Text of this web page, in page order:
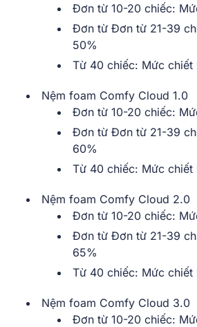
Đơn từ 10-20 chiếc:
Đơn từ Đơn từ 21-39
50%
Từ 40 chiếc: Mức chiết
Nệm foam Comfy Cloud 1.0
Đơn từ 10-20 chiếc:
Đơn từ Đơn từ 21-39
60%
Từ 40 chiếc: Mức chiết
Nệm foam Comfy Cloud 2.0
Đơn từ 10-20 chiếc:
Đơn từ Đơn từ 21-39
65%
Từ 40 chiếc: Mức chiết
Nệm foam Comfy Cloud 3.0
Đơn từ 10-20 chiếc: